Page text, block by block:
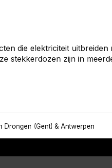
die elektriciteit
stekkerdozen zijn in
Drongen (Gent) & Antwerpen